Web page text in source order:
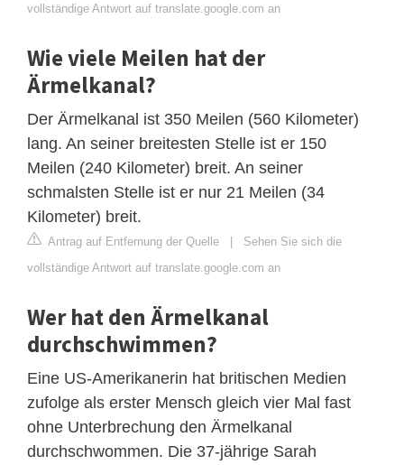
vollständige Antwort auf translate.google.com an
Wie viele Meilen hat der
Ärmelkanal?
Der Ärmelkanal ist 350 Meilen (560 Kilometer)
lang. An seiner breitesten Stelle ist er 150
Meilen (240 Kilometer) breit. An seiner
schmalsten Stelle ist er nur 21 Meilen (34
Kilometer) breit.
Antrag auf Entfernung der Quelle | Sehen Sie sich die
vollständige Antwort auf translate.google.com an
Wer hat den Ärmelkanal
durchschwimmen?
Eine US-Amerikanerin hat britischen Medien
zufolge als erster Mensch gleich vier Mal fast
ohne Unterbrechung den Ärmelkanal
durchschwommen. Die 37-jährige Sarah